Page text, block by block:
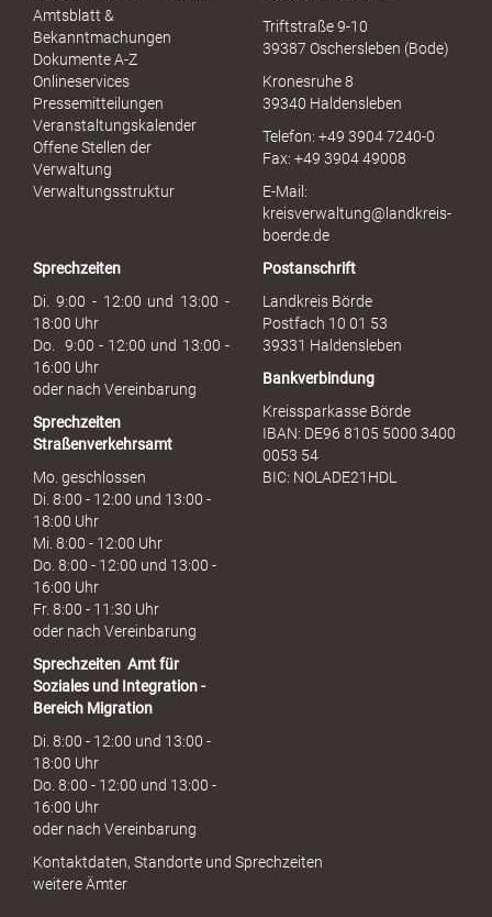
u
h
Amtsblatt &
Bekanntmachungen
Dokumente A-Z
Onlineservices
Pressemitteilungen
Veranstaltungskalender
Offene Stellen der
Verwaltung
Verwaltungsstruktur
Triftstraße 9-10
39387 Oschersleben (Bode)
Kronesruhe 8
39340 Haldensleben
Telefon: +49 3904 7240-0
Fax: +49 3904 49008
E-Mail:
kreisverwaltung@landkreis-
boerde.de
Sprechzeiten
Di. 9:00 - 12:00 und 13:00 -
18:00 Uhr
Do. 9:00 - 12:00 und 13:00 -
16:00 Uhr
oder nach Vereinbarung
Sprechzeiten
Straßenverkehrsamt
Mo. geschlossen
Di. 8:00 - 12:00 und 13:00 -
18:00 Uhr
Mi. 8:00 - 12:00 Uhr
Do. 8:00 - 12:00 und 13:00 -
16:00 Uhr
Fr. 8:00 - 11:30 Uhr
oder nach Vereinbarung
Sprechzeiten Amt für
Soziales und Integration -
Bereich Migration
Di. 8:00 - 12:00 und 13:00 -
18:00 Uhr
Do. 8:00 - 12:00 und 13:00 -
16:00 Uhr
oder nach Vereinbarung
Postanschrift
Landkreis Börde
Postfach 10 01 53
39331 Haldensleben
Bankverbindung
Kreissparkasse Börde
IBAN: DE96 8105 5000 3400
0053 54
BIC: NOLADE21HDL
Kontaktdaten, Standorte und Sprechzeiten
weitere Ämter